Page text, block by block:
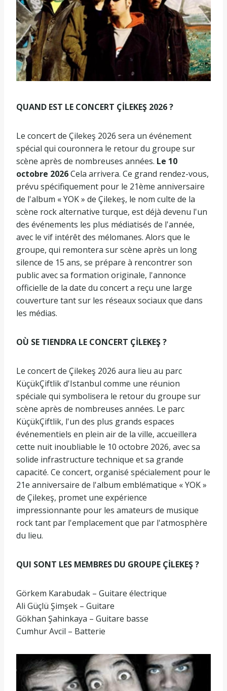
QUAND EST LE CONCERT ÇİLEKEŞ 2026 ?
Le concert de Çilekeş 2026 sera un événement
spécial qui couronnera le retour du groupe sur
scène après de nombreuses années. Le 10
octobre 2026Cela arrivera. Ce grand rendez-vous,
prévu spécifiquement pour le 21ème anniversaire
de l'album « YOK » de Çilekeş, le nom culte de la
scène rock alternative turque, est déjà devenu l'un
des événements les plus médiatisés de l'année,
avec le vif intérêt des mélomanes. Alors que le
groupe, qui remontera sur scène après un long
silence de 15 ans, se prépare à rencontrer son
public avec sa formation originale, l'annonce
officielle de la date du concert a reçu une large
couverture tant sur les réseaux sociaux que dans
les médias.
OÙ SE TIENDRA LE CONCERT ÇİLEKEŞ ?
Le concert de Çilekeş 2026 aura lieu au parc
KüçükÇiftlik d'Istanbul comme une réunion
spéciale qui symbolisera le retour du groupe sur
scène après de nombreuses années. Le parc
KüçükÇiftlik, l'un des plus grands espaces
événementiels en plein air de la ville, accueillera
cette nuit inoubliable le 10 octobre 2026, avec sa
solide infrastructure technique et sa grande
capacité. Ce concert, organisé spécialement pour le
21e anniversaire de l'album emblématique « YOK »
de Çilekeş, promet une expérience
impressionnante pour les amateurs de musique
rock tant par l'emplacement que par l'atmosphère
du lieu.
QUI SONT LES MEMBRES DU GROUPE ÇİLEKEŞ ?
Görkem Karabudak – Guitare électrique
Ali Güçlü Şimşek – Guitare
Gökhan Şahinkaya – Guitare basse
Cumhur Avcil – Batterie